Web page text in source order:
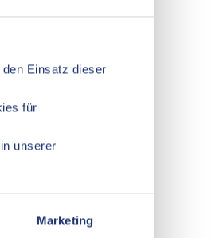
Einsatz dieser
für
unserer
Marketing